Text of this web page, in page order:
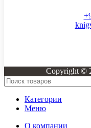
Copyright ©
Категории
Меню
О компании